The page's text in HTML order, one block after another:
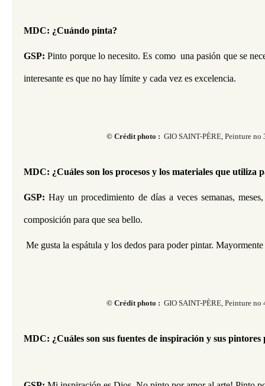
MDC: ¿Cuándo pinta?
GSP: Pinto porque lo necesito. Es como  una pasión que se
interesante es que no hay límite y cada vez es excelencia.
© Crédit photo : GIO SAINT-PÈRE, Peinture no
MDC: ¿Cuáles son los procesos y los materiales que utiliza
GSP: Hay un procedimiento de días a veces semanas,
composición para que sea bello.
Me gusta la espátula y los dedos para poder pintar.
© Crédit photo : GIO SAINT-PÈRE, Peinture no
MDC: ¿Cuáles son sus fuentes de inspiración y sus pintores